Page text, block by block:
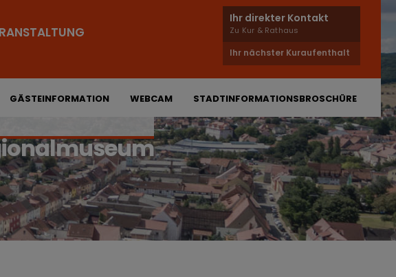
Ihr direkter Kontakt
Zu Kur & Rathaus
Ihr nächster Kuraufenthalt
GÄSTEINFORMATION WEBCAM STADTINFORMATIONSBROSCHÜRE